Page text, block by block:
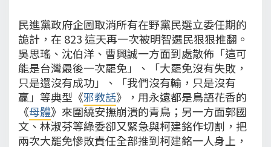
民進黨政府企圖取消所有在野黨民選立委任期的
詭計，在 823 這天再一次被明智選民狠狠推翻。
吳思瑤、沈伯洋、曹興誠一方面到處散佈「這可
能是台灣最後一次罷免」、「大罷免沒有失敗，
只是還沒有成功」、「我們沒有輸，只是沒有
贏」等典型《邪教話》，用永遠都是鳥語花香的
《母體》來圍繞安撫崩潰的青鳥；另一方面郭國
文、林淑芬等綠委卻又緊急與柯建銘作切割，把
兩次大罷免慘敗責任全部推到柯建銘一人身上，